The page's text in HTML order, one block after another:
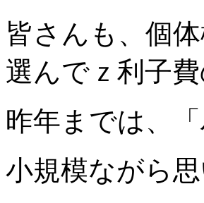
皆さんも、個
選んでｚ利子
昨年までは、
小規模ながら